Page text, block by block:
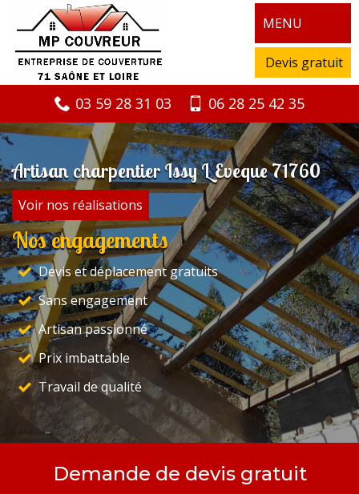
MENU
Devis gratuit
03 59 28 31 03 06 28 25 42 35
Artisan charpentier Issy L Eveque 71760
Voir nos réalisations
Nos engagements
Devis et déplacement gratuits
Sans engagement
Artisan passionné
Prix imbattable
Travail de qualité
Demande de devis gratuit